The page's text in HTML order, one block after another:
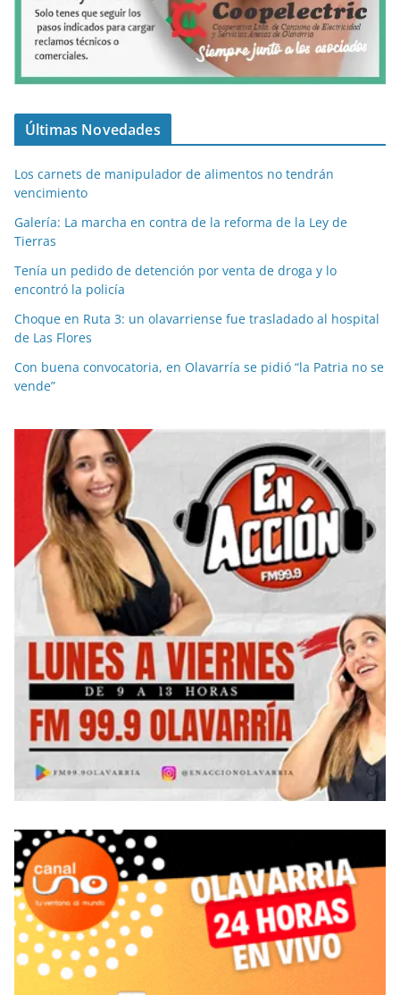
Últimas Novedades
Los carnets de manipulador de alimentos no tendrán
vencimiento
Galería: La marcha en contra de la reforma de la Ley de
Tierras
Tenía un pedido de detención por venta de droga y lo
encontró la policía
Choque en Ruta 3: un olavarriense fue trasladado al hospital
de Las Flores
Con buena convocatoria, en Olavarría se pidió “la Patria no se
vende”